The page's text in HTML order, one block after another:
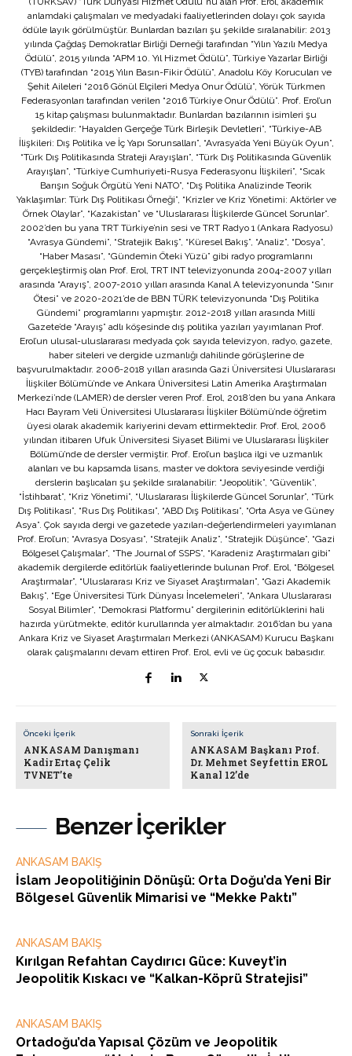
Benzer İçerikler
ANKASAM BAKIŞ
İslam Jeopolitiğinin Dönüşü: Orta Doğu’da Yeni Bir
Bölgesel Güvenlik Mimarisi ve “Mekke Paktı”
ANKASAM BAKIŞ
Kırılgan Refahtan Caydırıcı Güce: Kuveyt’in
Jeopolitik Kıskacı ve “Kalkan-Köprü Stratejisi”
ANKASAM BAKIŞ
Ortadoğu’da Yapısal Çözüm ve Jeopolitik
anlamdaki çalışmaları ve medyadaki faaliyetlerinden dolayı çok sayıda
ödüle layık görülmüştür. Bunlardan bazıları şu şekilde sıralanabilir: 2013
yılında Çağdaş Demokratlar Birliği Derneği tarafından “Yılın Yazılı Medya
Ödülü”, 2015 yılında “APM 10. Yıl Hizmet Ödülü”, Türkiye Yazarlar Birliği
(TYB) tarafından “2015 Yılın Basın-Fikir Ödülü”, Anadolu Köy Korucuları ve
Şehit Aileleri “2016 Gönül Elçileri Medya Onur Ödülü”, Yörük Türkmen
Federasyonları tarafından verilen “2016 Türkiye Onur Ödülü”. Prof. Erol’un
15 kitap çalışması bulunmaktadır. Bunlardan bazılarının isimleri şu
şekildedir: “Hayalden Gerçeğe Türk Birleşik Devletleri”, “Türkiye-AB
İlişkileri: Dış Politika ve İç Yapı Sorunsalları”, “Avrasya’da Yeni Büyük Oyun”,
“Türk Dış Politikasında Strateji Arayışları”, “Türk Dış Politikasında Güvenlik
Arayışları”, “Türkiye Cumhuriyeti-Rusya Federasyonu İlişkileri”, “Sıcak
Barışın Soğuk Örgütü Yeni NATO”, “Dış Politika Analizinde Teorik
Yaklaşımlar: Türk Dış Politikası Örneği”, “Krizler ve Kriz Yönetimi: Aktörler ve
Örnek Olaylar”, “Kazakistan” ve “Uluslararası İlişkilerde Güncel Sorunlar”.
2002’den bu yana TRT Türkiye’nin sesi ve TRT Radyo 1 (Ankara Radyosu)
“Avrasya Gündemi”, “Stratejik Bakış”, “Küresel Bakış”, “Analiz”, “Dosya”,
“Haber Masası”, “Gündemin Öteki Yüzü” gibi radyo programlarını
gerçekleştirmiş olan Prof. Erol, TRT INT televizyonunda 2004-2007 yılları
arasında “Arayış”, 2007-2010 yılları arasında Kanal A televizyonunda “Sınır
Ötesi” ve 2020-2021’de de BBN TÜRK televizyonunda “Dış Politika
Gündemi” programlarını yapmıştır. 2012-2018 yılları arasında Millî
Gazete’de “Arayış” adlı köşesinde dış politika yazıları yayımlanan Prof.
Erol’un ulusal-uluslararası medyada çok sayıda televizyon, radyo, gazete,
haber siteleri ve dergide uzmanlığı dahilinde görüşlerine de
başvurulmaktadır. 2006-2018 yılları arasında Gazi Üniversitesi Uluslararası
İlişkiler Bölümü’nde ve Ankara Üniversitesi Latin Amerika Araştırmaları
Merkezi’nde (LAMER) de dersler veren Prof. Erol, 2018’den bu yana Ankara
Hacı Bayram Veli Üniversitesi Uluslararası İlişkiler Bölümü’nde öğretim
üyesi olarak akademik kariyerini devam ettirmektedir. Prof. Erol, 2006
yılından itibaren Ufuk Üniversitesi Siyaset Bilimi ve Uluslararası İlişkiler
Bölümü’nde de dersler vermiştir. Prof. Erol’un başlıca ilgi ve uzmanlık
alanları ve bu kapsamda lisans, master ve doktora seviyesinde verdiği
derslerin başlıcaları şu şekilde sıralanabilir: “Jeopolitik”, “Güvenlik”,
“İstihbarat”, “Kriz Yönetimi”, “Uluslararası İlişkilerde Güncel Sorunlar”, “Türk
Dış Politikası”, “Rus Dış Politikası”, “ABD Dış Politikası”, “Orta Asya ve Güney
Asya”. Çok sayıda dergi ve gazetede yazıları-değerlendirmeleri yayımlanan
Prof. Erol’un; “Avrasya Dosyası”, “Stratejik Analiz”, “Stratejik Düşünce”, “Gazi
Bölgesel Çalışmalar”, “The Journal of SSPS”, “Karadeniz Araştırmaları gibi”
akademik dergilerde editörlük faaliyetlerinde bulunan Prof. Erol, “Bölgesel
Araştırmalar”, “Uluslararası Kriz ve Siyaset Araştırmaları”, “Gazi Akademik
Bakış”, “Ege Üniversitesi Türk Dünyası İncelemeleri”, “Ankara Uluslararası
Sosyal Bilimler”, “Demokrasi Platformu” dergilerinin editörlüklerini hali
hazırda yürütmekte, editör kurullarında yer almaktadır. 2016’dan bu yana
Ankara Kriz ve Siyaset Araştırmaları Merkezi (ANKASAM) Kurucu Başkanı
olarak çalışmalarını devam ettiren Prof. Erol, evli ve üç çocuk babasıdır.
Önceki İçerik
ANKASAM Danışmanı
Kadir Ertaç Çelik
TVNET’te
Sonraki İçerik
ANKASAM Başkanı Prof.
Dr. Mehmet Seyfettin EROL
Kanal 12’de